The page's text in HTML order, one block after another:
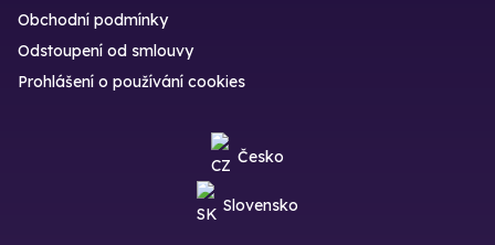
Obchodní podmínky
Odstoupení od smlouvy
Prohlášení o používání cookies
Česko
Slovensko